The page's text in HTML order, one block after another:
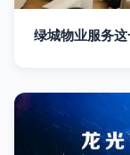
绿城物业服务